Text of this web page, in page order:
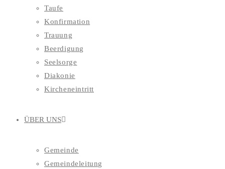
Taufe
Konfirmation
Trauung
Beerdigung
Seelsorge
Diakonie
Kircheneintritt
ÜBER UNS
Gemeinde
Gemeindeleitung